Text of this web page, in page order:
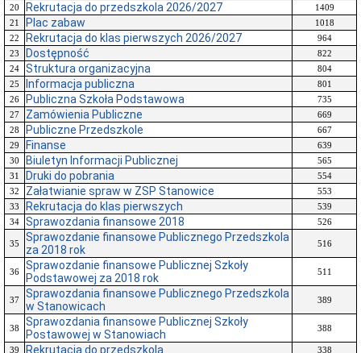
20
Rekrutacja do przedszkola 2026/2027
1409
21
Plac zabaw
1018
22
Rekrutacja do klas pierwszych 2026/2027
964
23
Dostępność
822
24
Struktura organizacyjna
804
25
Informacja publiczna
801
26
Publiczna Szkoła Podstawowa
735
27
Zamówienia Publiczne
669
28
Publiczne Przedszkole
667
29
Finanse
639
30
Biuletyn Informacji Publicznej
565
31
Druki do pobrania
554
32
Załatwianie spraw w ZSP Stanowice
553
33
Rekrutacja do klas pierwszych
539
34
Sprawozdania finansowe 2018 526
35
Sprawozdanie finansowe Publicznego Przedszkola
za 2018 rok
516
36
Sprawozdanie finansowe Publicznej Szkoły
Podstawowej za 2018 rok
511
37
Sprawozdania finansowe Publicznego Przedszkola
w Stanowicach
389
38
Sprawozdania finansowe Publicznej Szkoły
Postawowej w Stanowiach
388
39 Rekrutacja do przedszkola 338